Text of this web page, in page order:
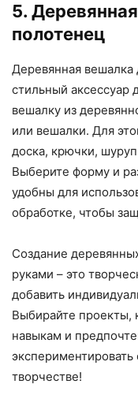
5.
полотенец
Деревянная вешалка
стильный аксессуар
вешалку из
или вешалки. Для
доска, крючки,
Выберите форму и
удобны для
обработке, чтобы
Создание
руками – это
добавить
Выбирайте проекты,
навыкам и
творчестве!